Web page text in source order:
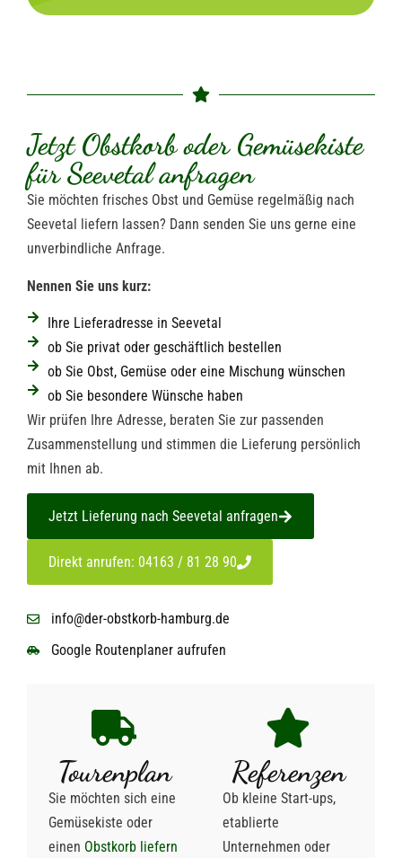
Jetzt Obstkorb oder Gemüsekiste
für Seevetal anfragen
Sie möchten frisches Obst und Gemüse regelmäßig nach
Seevetal liefern lassen? Dann senden Sie uns gerne eine
unverbindliche Anfrage.
Nennen Sie uns kurz:
Ihre Lieferadresse in Seevetal
ob Sie privat oder geschäftlich bestellen
ob Sie Obst, Gemüse oder eine Mischung wünschen
ob Sie besondere Wünsche haben
Wir prüfen Ihre Adresse, beraten Sie zur passenden
Zusammenstellung und stimmen die Lieferung persönlich
mit Ihnen ab.
Jetzt Lieferung nach Seevetal anfragen
Direkt anrufen: 04163 / 81 28 90
info@der-obstkorb-hamburg.de
Google Routenplaner aufrufen
Tourenplan
Sie möchten sich eine
Gemüsekiste oder
einen Obstkorb liefern
Referenzen
Ob kleine Start-ups,
etablierte
Unternehmen oder